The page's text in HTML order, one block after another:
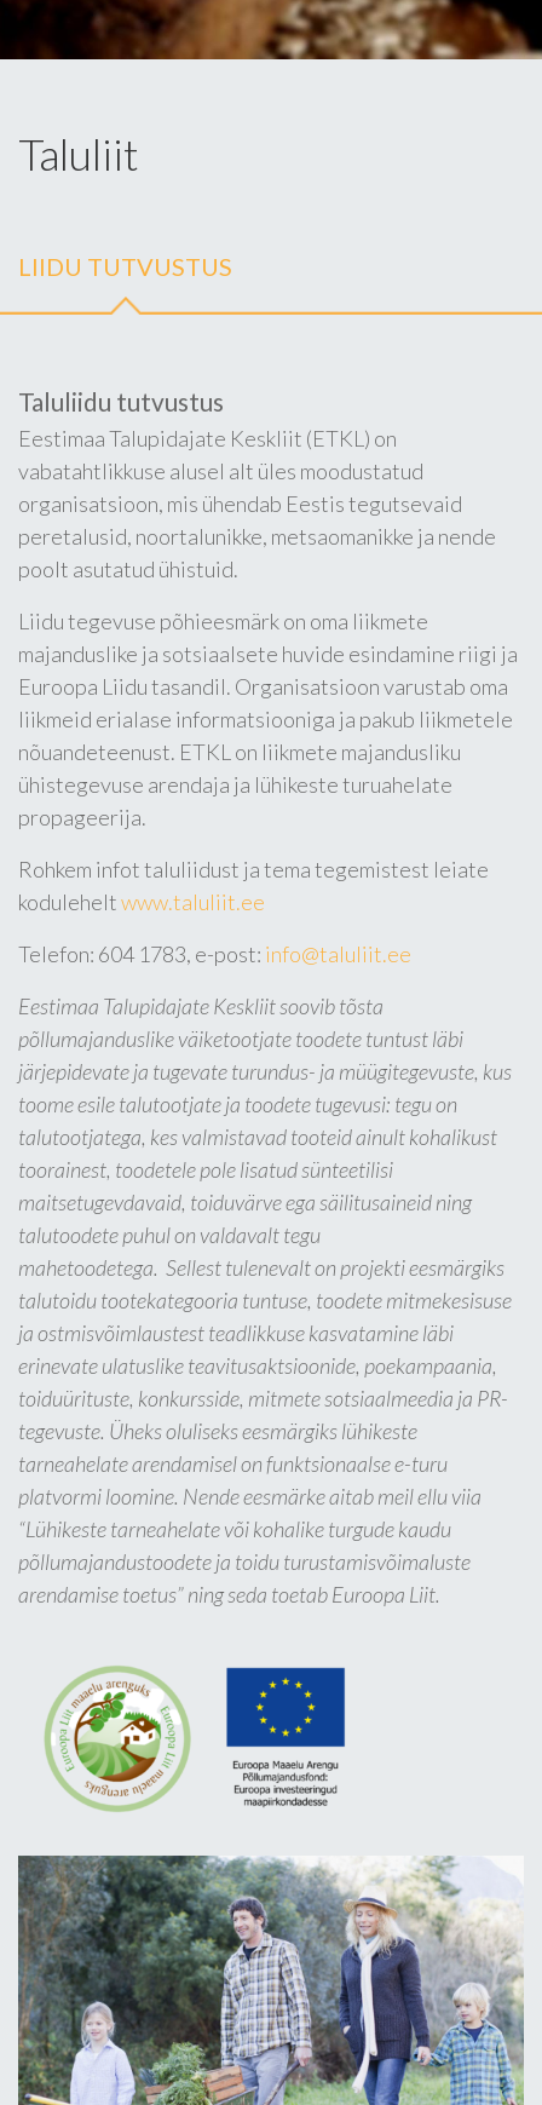
Taluliit
LIIDU TUTVUSTUS
Taluliidu tutvustus
Eestimaa Talupidajate Keskliit (ETKL) on
vabatahtlikkuse alusel alt üles moodustatud
organisatsioon, mis ühendab Eestis tegutsevaid
peretalusid, noortalunikke, metsaomanikke ja nende
poolt asutatud ühistuid.
Liidu tegevuse põhieesmärk on oma liikmete
majanduslike ja sotsiaalsete huvide esindamine riigi ja
Euroopa Liidu tasandil. Organisatsioon varustab oma
liikmeid erialase informatsiooniga ja pakub liikmetele
nõuandeteenust. ETKL on liikmete majandusliku
ühistegevuse arendaja ja lühikeste turuahelate
propageerija.
Rohkem infot taluliidust ja tema tegemistest leiate
koduleheltwww.taluliit.ee
Telefon: 604 1783, e-post: info@taluliit.ee
Eestimaa Talupidajate Keskliit soovib tõsta
põllumajanduslike väiketootjate toodete tuntust läbi
järjepidevate ja tugevate turundus- ja müügitegevuste, kus
toome esile talutootjate ja toodete tugevusi: tegu on
talutootjatega, kes valmistavad tooteid ainult kohalikust
toorainest, toodetele pole lisatud sünteetilisi
maitsetugevdavaid, toiduvärve ega säilitusaineid ning
talutoodete puhul on valdavalt tegu
mahetoodetega. Sellest tulenevalt on projekti eesmärgiks
talutoidu tootekategooria tuntuse, toodete mitmekesisuse
ja ostmisvõimlaustest teadlikkuse kasvatamine läbi
erinevate ulatuslike teavitusaktsioonide, poekampaania,
toiduürituste, konkursside, mitmete sotsiaalmeedia ja PR-
tegevuste. Üheks oluliseks eesmärgiks lühikeste
tarneahelate arendamisel on funktsionaalse e-turu
platvormi loomine. Nende eesmärke aitab meil ellu viia
“Lühikeste tarneahelate või kohalike turgude kaudu
põllumajandustoodete ja toidu turustamisvõimaluste
arendamise toetus” ning seda toetab Euroopa Liit.